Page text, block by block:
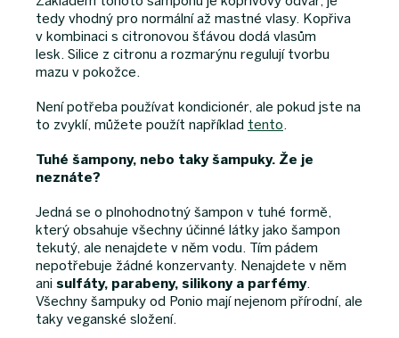
tedy vhodný pro normální až mastné vlasy. Kopřiva
v kombinaci s citronovou šťávou dodá vlasům
lesk. Silice z citronu a rozmarýnu regulují tvorbu
mazu v pokožce.
Není potřeba používat kondicionér, ale pokud jste na
to zvyklí, můžete použít například tento.
Tuhé šampony, nebo taky šampuky. Že je
neznáte?
Jedná se o plnohodnotný šampon v tuhé formě,
který obsahuje všechny účinné látky jako šampon
tekutý, ale nenajdete v něm vodu. Tím pádem
nepotřebuje žádné konzervanty. Nenajdete v něm
ani sulfáty, parabeny, silikony a parfémy.
Všechny šampuky od Ponio mají nejenom přírodní, ale
taky veganské složení.